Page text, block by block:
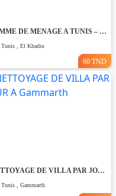
FEMME DE MENAGE A TUNIS – PAR JOUR A El khadhra
Tunis , El Khadra
60 TND
NETTOYAGE DE VILLA PAR JOUR A Gammarth
Tunis , Gammarth